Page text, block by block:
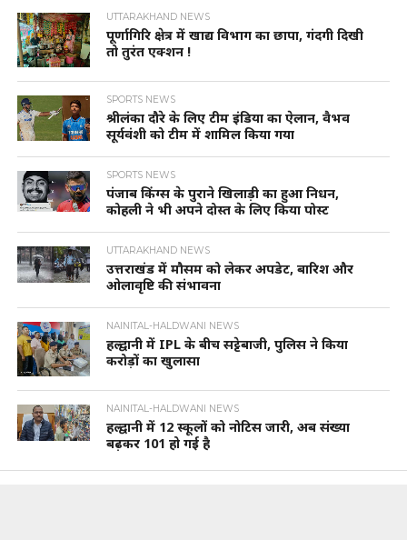
UTTARAKHAND NEWS
पूर्णागिरि क्षेत्र में खाद्य विभाग का छापा, गंदगी दिखी
तो तुरंत एक्शन !
SPORTS NEWS
श्रीलंका दौरे के लिए टीम इंडिया का ऐलान, वैभव
सूर्यवंशी को टीम में शामिल किया गया
SPORTS NEWS
पंजाब किंग्स के पुराने खिलाड़ी का हुआ निधन,
कोहली ने भी अपने दोस्त के लिए किया पोस्ट
UTTARAKHAND NEWS
उत्तराखंड में मौसम को लेकर अपडेट, बारिश और
ओलावृष्टि की संभावना
NAINITAL-HALDWANI NEWS
हल्द्वानी में IPL के बीच सट्टेबाजी, पुलिस ने किया
करोड़ों का खुलासा
NAINITAL-HALDWANI NEWS
हल्द्वानी में 12 स्कूलों को नोटिस जारी, अब संख्या
बढ़कर 101 हो गई है